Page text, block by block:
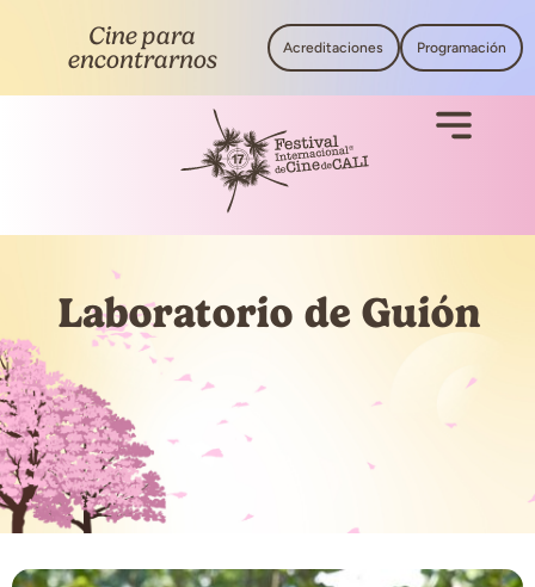
Cine para
encontrarnos
Acreditaciones Programación
Laboratorio de Guión